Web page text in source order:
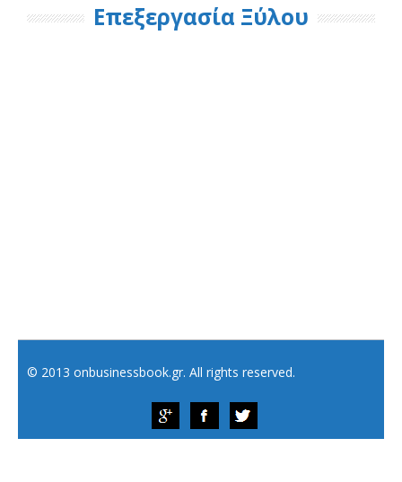
Επεξεργασία Ξύλου
© 2013 onbusinessbook.gr. All rights reserved.